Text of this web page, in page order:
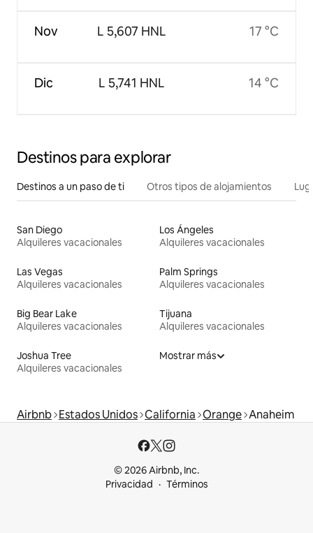
Nov
Dic
L 5,607 HNL
L 5,741 HNL
17 °C
14 °C
Destinos para explorar
Destinos a un paso de ti Otros tipos de alojamientos
San Diego
Alquileres vacacionales
Los Ángeles
Alquileres vacacionales
Las Vegas
Alquileres vacacionales
Palm Springs
Alquileres vacacionales
Big Bear Lake
Alquileres vacacionales
Tijuana
Alquileres vacacionales
Joshua Tree
Alquileres vacacionales
Mostrar más
Airbnb Estados Unidos California Orange Anaheim
© 2026 Airbnb, Inc.
Privacidad
Términos